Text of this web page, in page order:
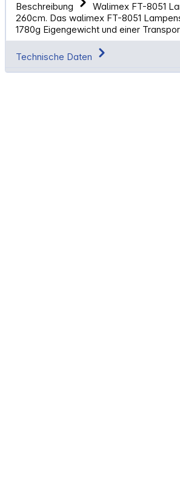
Beschreibung
Walimex FT-8051
260cm. Das walimex FT-8051
1780g Eigengewicht und einer
Technische Daten